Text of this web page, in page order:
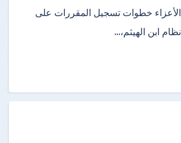
الأعزاء خطوات تسجيل المقررات على
نظام ابن الهيثم،…